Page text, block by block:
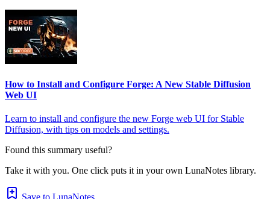
How to Install and Configure Forge: A New Stable Diffusion
Web UI
Learn to install and configure the new Forge web UI for Stable
Diffusion, with tips on models and settings.
Found this summary useful?
Take it with you. One click puts it in your own LunaNotes library.